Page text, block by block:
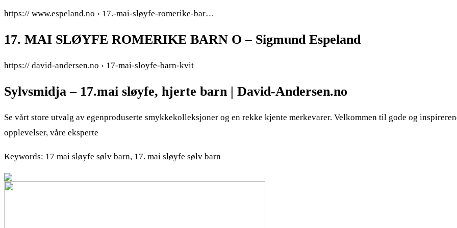
https:// www.espeland.no › 17.-mai-sløyfe-romerike-bar…
17. MAI SLØYFE ROMERIKE BARN O – Sigmund Espeland
https:// david-andersen.no › 17-mai-sloyfe-barn-kvit
Sylvsmidja – 17.mai sløyfe, hjerte barn | David-Andersen.no
Se vårt store utvalg av egenproduserte smykkekolleksjoner og en rekke kjente merkevarer. Velkommen til gode og
opplevelser, våre eksperte
Keywords: 17 mai sløyfe sølv barn, 17. mai sløyfe sølv barn